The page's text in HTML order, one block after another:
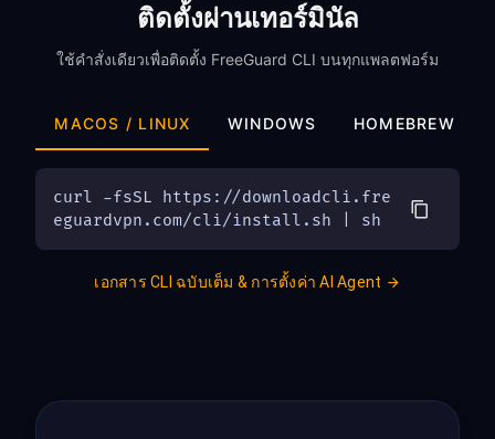
ติดตั้งผ่านเทอร์มินัล
ใช้คำสั่งเดียวเพื่อติดตั้ง FreeGuard CLI บนทุกแพลตฟอร์ม
MACOS / LINUX WINDOWS HOMEBREW
curl -fsSL https://downloadcli.fre
eguardvpn.com/cli/install.sh | sh
เอกสาร CLI ฉบับเต็ม & การตั้งค่า AI Agent